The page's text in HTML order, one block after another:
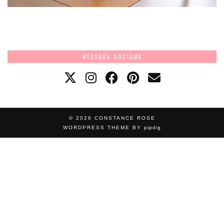
RÉSEAUX SOCIAUX
© 2026 CONSTANCE ROSE
WORDPRESS THEME BY pipdig